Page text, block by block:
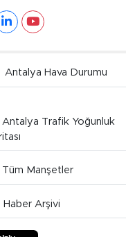
Antalya Hava Durumu
Antalya Trafik Yoğunluk
Tüm Manşetler
Haber Arşivi